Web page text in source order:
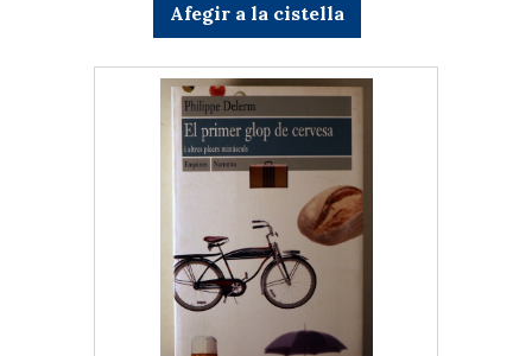
Afegir a la cistella